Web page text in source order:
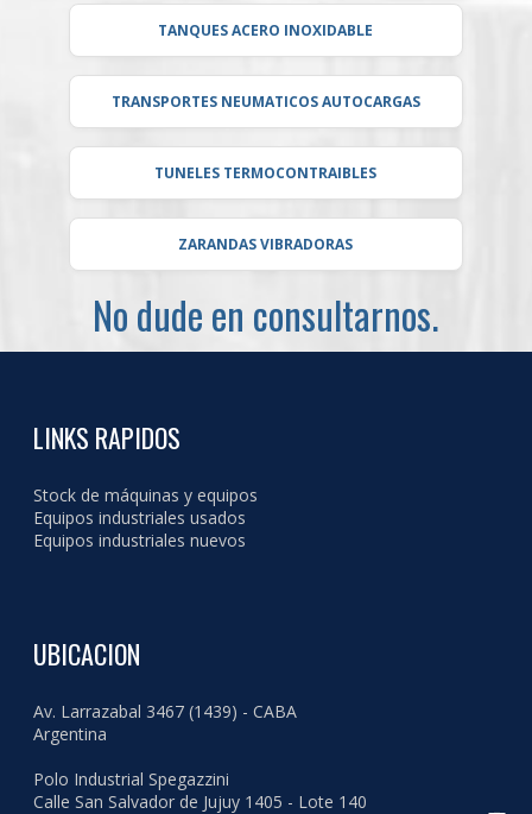
TANQUES ACERO INOXIDABLE
TRANSPORTES NEUMATICOS AUTOCARGAS
TUNELES TERMOCONTRAIBLES
ZARANDAS VIBRADORAS
No dude en consultarnos.
LINKS RAPIDOS
Stock de máquinas y equipos
Equipos industriales usados
Equipos industriales nuevos
UBICACION
Av. Larrazabal 3467 (1439) - CABA
Argentina
Polo Industrial Spegazzini
Calle San Salvador de Jujuy 1405 - Lote 140